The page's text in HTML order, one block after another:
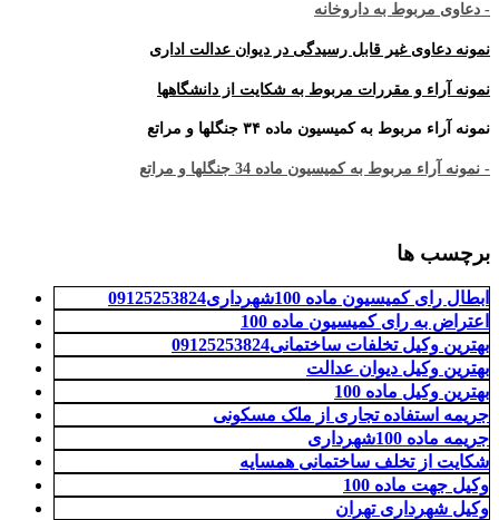
- دعاوی مربوط به داروخانه
نمونه دعاوی غیر قابل رسیدگی در دیوان عدالت اداری
نمونه آراء و مقررات مربوط به شکایت از دانشگاهها
نمونه آراء مربوط به کمیسیون ماده ۳۴ جنگلها و مراتع
- نمونه آراء مربوط به کمیسیون ماده 34 جنگلها و مراتع
برچسب ها
ابطال رای کمیسیون ماده 100شهرداری09125253824
اعتراض به رای کمیسیون ماده 100
بهترین وکیل تخلفات ساختمانی09125253824
بهترین وکیل دیوان عدالت
بهترین وکیل ماده 100
جریمه استفاده تجاری از ملک مسکونی
جریمه ماده 100شهرداری
شکایت از تخلف ساختمانی همسایه
وکیل جهت ماده 100
وکیل شهرداری تهران